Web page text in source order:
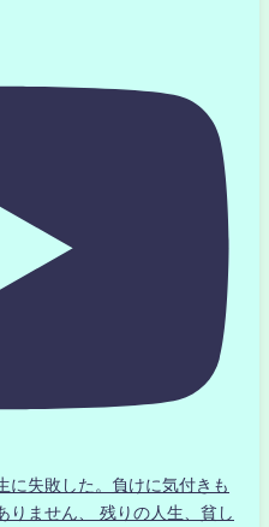
に失敗した。負けに気付きも
ません、 残りの人生、貧し